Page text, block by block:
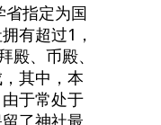
省指定为国
有超过1，
殿、币殿、
其中，本
于常处于
了神社最